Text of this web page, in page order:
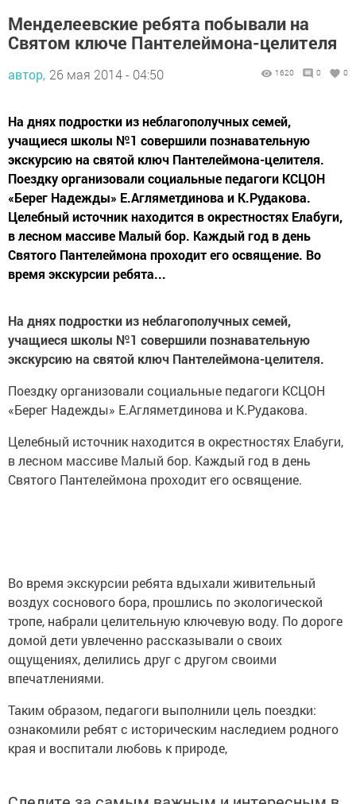
Менделеевские ребята побывали на
Святом ключе Пантелеймона-целителя
автор, 26 мая 2014 - 04:50 1620 0 0
На днях подростки из неблагополучных семей,
учащиеся школы №1 совершили познавательную
экскурсию на святой ключ Пантелеймона-целителя.
Поездку организовали социальные педагоги КСЦОН
«Берег Надежды» Е.Агляметдинова и К.Рудакова.
Целебный источник находится в окрестностях Елабуги,
в лесном массиве Малый бор. Каждый год в день
Святого Пантелеймона проходит его освящение. Во
время экскурсии ребята...
На днях подростки из неблагополучных семей,
учащиеся школы №1 совершили познавательную
экскурсию на святой ключ Пантелеймона-целителя.
Поездку организовали социальные педагоги КСЦОН
«Берег Надежды» Е.Агляметдинова и К.Рудакова.
Целебный источник находится в окрестностях Елабуги,
в лесном массиве Малый бор. Каждый год в день
Святого Пантелеймона проходит его освящение.
Во время экскурсии ребята вдыхали живительный
воздух соснового бора, прошлись по экологической
тропе, набрали целительную ключевую воду. По дороге
домой дети увлеченно рассказывали о своих
ощущениях, делились друг с другом своими
впечатлениями.
Таким образом, педагоги выполнили цель поездки:
ознакомили ребят с историческим наследием родного
края и воспитали любовь к природе,